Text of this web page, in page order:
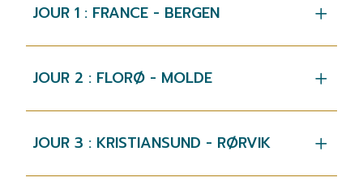
JOUR 1 : FRANCE - BERGEN
JOUR 2 : FLORØ - MOLDE
JOUR 3 : KRISTIANSUND - RØRVIK